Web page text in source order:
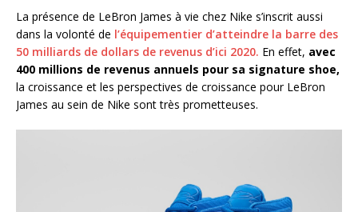
La présence de LeBron James à vie chez Nike s’inscrit aussi
dans la volonté de l’équipementier d’atteindre la barre des
50 milliards de dollars de revenus d’ici 2020. En effet, avec
400 millions de revenus annuels pour sa signature shoe,
la croissance et les perspectives de croissance pour LeBron
James au sein de Nike sont très prometteuses.